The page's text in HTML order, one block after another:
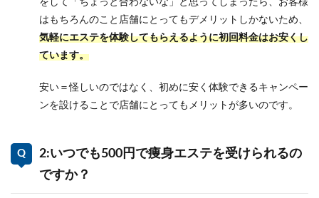
をして「ちょっと合わないな」と思ってしまったら、お客様
はもちろんのこと店舗にとってもデメリットしかないため、
気軽にエステを体験してもらえるように初回料金はお安くし
ています。
安い＝怪しいのではなく、初めに安く体験できるキャンペー
ンを設けることで店舗にとってもメリットが多いのです。
2:いつでも500円で痩身エステを受けられるの
ですか？